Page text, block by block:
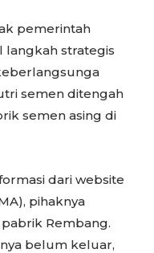
pemerintah
langkah strategis
semen ditengah
semen asing di
dari website
pihaknya
Rembang.
belum keluar,